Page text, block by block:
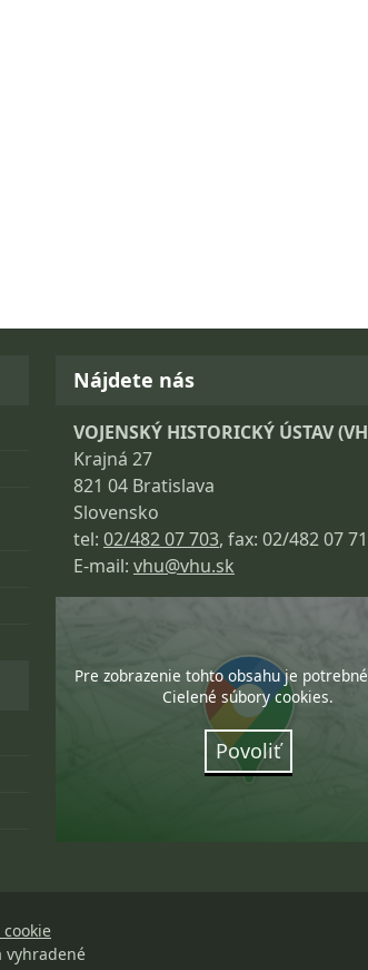
Nájdete nás
VOJENSKÝ HISTORICKÝ ÚSTAV
Krajná 27
821 04 Bratislava
Slovensko
tel: 02/482 07 703, fax: 02/482 07
E-mail: vhu@vhu.sk
Pre zobrazenie tohto obsahu je
Cielené súbory cookies.
Povoliť